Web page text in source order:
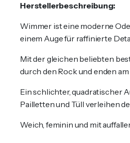
Herstellerbeschreibung:
Wimmer ist eine moderne
einem Auge für raffinierte
Mit der gleichen beliebten
durch den Rock und enden
Ein schlichter, quadratischer
Pailletten und Tüll verleihen
Weich, feminin und mit